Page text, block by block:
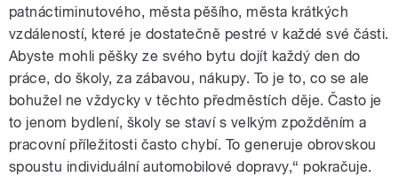
patnáctiminutového, města pěšího, města krátkých
vzdáleností, které je dostatečně pestré v každé své části.
Abyste mohli pěšky ze svého bytu dojít každý den do
práce, do školy, za zábavou, nákupy. To je to, co se ale
bohužel ne vždycky v těchto předměstích děje. Často je
to jenom bydlení, školy se staví s velkým zpožděním a
pracovní příležitosti často chybí. To generuje obrovskou
spoustu individuální automobilové dopravy,“ pokračuje.